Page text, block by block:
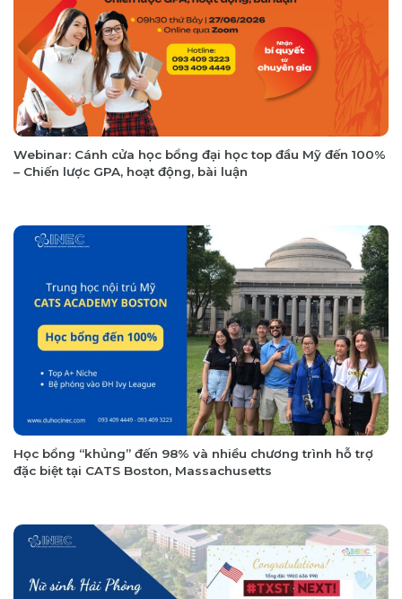
Webinar: Cánh cửa học bổng đại học top đầu Mỹ đến 100%
– Chiến lược GPA, hoạt động, bài luận
Học bổng “khủng” đến 98% và nhiều chương trình hỗ trợ
đặc biệt tại CATS Boston, Massachusetts